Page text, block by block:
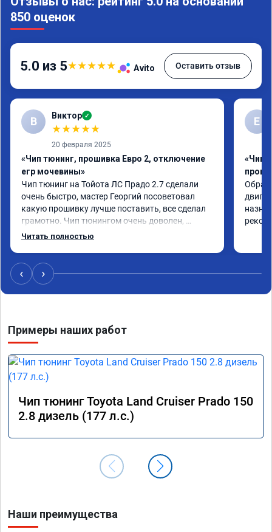
850 оценок
5.0 из 5★★★★★ Avito Оставить отзыв
В Виктор ✓
★★★★★
20 февраля 2025
«Чип тюнинг, прошивка Евро 2, отключение
егр мочевины»
Чип тюнинг на Тойота ЛС Прадо 2.7 сделали
очень быстро, мастер Георгий посоветовал
какую прошивку лучше поставить, все сделал
грамотно. Чип тюнингом очень доволен,
машина ожила немного, отзыв на педаль газа
провалы. Расход топлива остался таким же, но
динамика улучшилась. Советую этот сервис
всем. Спасибо!!!
Читать полностью
Е
«Чип
‹ ›
Примеры наших работ
Чип тюнинг Toyota Land Cruiser Prado 150
2.8 дизель (177 л.с.)
Наши преимущества